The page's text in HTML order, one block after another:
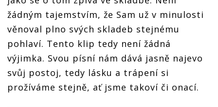
žádným tajemstvím, že Sam už v minulosti
věnoval plno svých skladeb stejnému
pohlaví. Tento klip tedy není žádná
výjimka. Svou písní nám dává jasně najevo
svůj postoj, tedy lásku a trápení si
prožíváme stejně, ať jsme takoví či onací.